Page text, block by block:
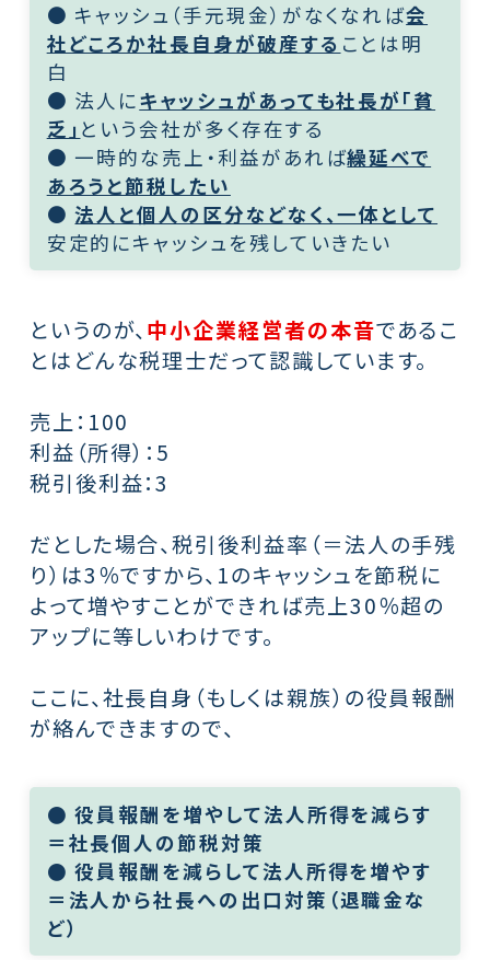
● キャッシュ（手元現金）がなくなれば会
社どころか社長自身が破産する ことは明
白
● 法人にキャッシュがあっても社長が「貧
乏」 という会社が多く存在する
● 一時的な売上・利益があれば繰延べで
あろうと節税したい
●法人と個人の区分などなく、一体として
安定的にキャッシュを残していきたい
というのが、中小企業経営者の本音であるこ
とはどんな税理士だって認識しています。
売上：100
利益（所得）：5
税引後利益：3
だとした場合、税引後利益率（＝法人の手残
り）は3％ですから、1のキャッシュを節税に
よって増やすことができれば売上30％超の
アップに等しいわけです。
ここに、社長自身（もしくは親族）の役員報酬
が絡んできますので、
● 役員報酬を増やして法人所得を減らす
＝社長個人の節税対策
● 役員報酬を減らして法人所得を増やす
＝法人から社長への出口対策（退職金な
ど）